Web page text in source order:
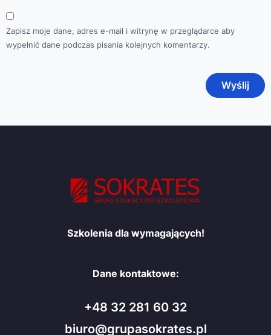
Zapisz moje dane, adres e-mail i witrynę w przeglądarce aby
wypełnić dane podczas pisania kolejnych komentarzy.
Szkolenia dla wymagających!
Dane kontaktowe:
+48 32 281 60 32
biuro@grupasokrates.pl